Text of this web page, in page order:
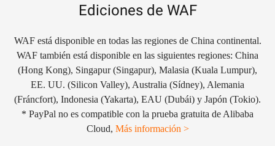
Ediciones de WAF
WAF está disponible en todas las regiones de China continental.
WAF también está disponible en las siguientes regiones: China
(Hong Kong), Singapur (Singapur), Malasia (Kuala Lumpur),
EE. UU. (Silicon Valley), Australia (Sídney), Alemania
(Fráncfort), Indonesia (Yakarta), EAU (Dubái) y Japón (Tokio).
* PayPal no es compatible con la prueba gratuita de Alibaba
Cloud, Más información >